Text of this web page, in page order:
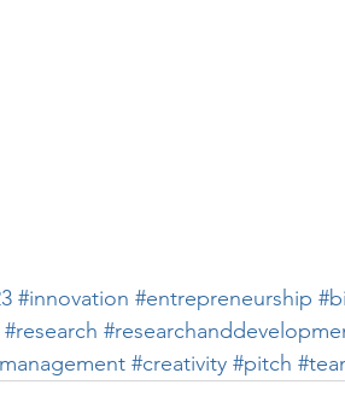
#innovation #entrepreneurship
#research
#creativity #pitch